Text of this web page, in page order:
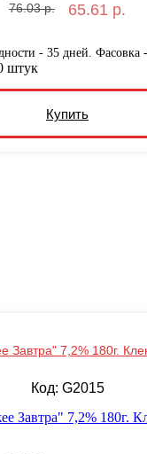
76.03 р. 65.61 р.
- 35 дней. Фасовка
Купить
штук
Завтра" 7,2% 180г.
Код: G2015